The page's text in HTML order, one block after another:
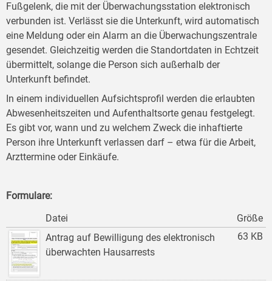
Fußgelenk, die mit der Überwachungsstation elektronisch
verbunden ist. Verlässt sie die Unterkunft, wird automatisch
eine Meldung oder ein Alarm an die Überwachungszentrale
gesendet. Gleichzeitig werden die Standortdaten in Echtzeit
übermittelt, solange die Person sich außerhalb der
Unterkunft befindet.
In einem individuellen Aufsichtsprofil werden die erlaubten
Abwesenheitszeiten und Aufenthaltsorte genau festgelegt.
Es gibt vor, wann und zu welchem Zweck die inhaftierte
Person ihre Unterkunft verlassen darf – etwa für die Arbeit,
Arzttermine oder Einkäufe.
Formulare:
Größe
Datei
63 KB
Antrag auf Bewilligung des elektronisch
überwachten Hausarrests